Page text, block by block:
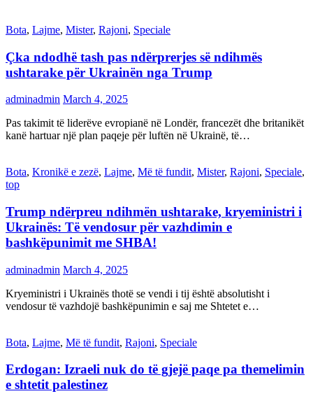
Bota, Lajme, Mister, Rajoni, Speciale
Çka ndodhë tash pas ndërprerjes së ndihmës
ushtarake për Ukrainën nga Trump
adminadmin March 4, 2025
Pas takimit të liderëve evropianë në Londër, francezët dhe britanikët
kanë hartuar një plan paqeje për luftën në Ukrainë, të…
Bota, Kronikë e zezë, Lajme, Më të fundit, Mister, Rajoni, Speciale,
top
Trump ndërpreu ndihmën ushtarake, kryeministri i
Ukrainës: Të vendosur për vazhdimin e
bashkëpunimit me SHBA!
adminadmin March 4, 2025
Kryeministri i Ukrainës thotë se vendi i tij është absolutisht i
vendosur të vazhdojë bashkëpunimin e saj me Shtetet e…
Bota, Lajme, Më të fundit, Rajoni, Speciale
Erdogan: Izraeli nuk do të gjejë paqe pa themelimin
e shtetit palestinez